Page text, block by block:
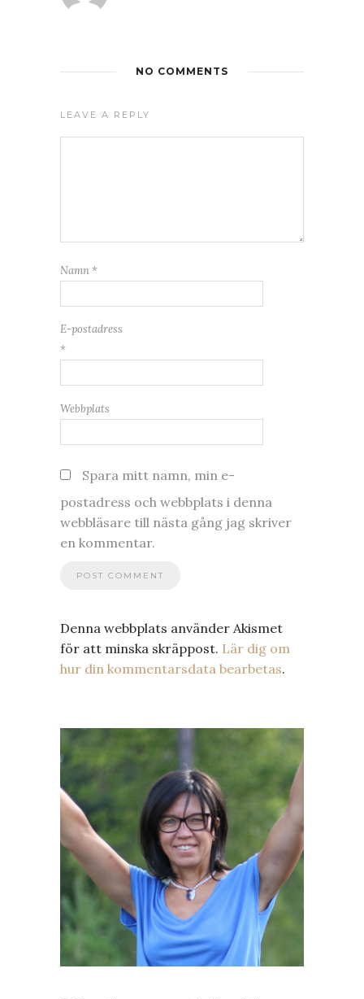
NO COMMENTS
LEAVE A REPLY
Namn *
E-postadress
*
Webbplats
Spara mitt namn, min e-
postadress och webbplats i denna
webbläsare till nästa gång jag skriver
en kommentar.
Denna webbplats använder Akismet
för att minska skräppost. Lär dig om
hur din kommentarsdata bearbetas.